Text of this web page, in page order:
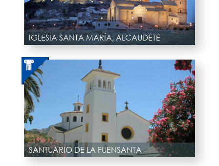
IGLESIA SANTA MARÍA, ALCAUDETE
SANTUARIO DE LA FUENSANTA